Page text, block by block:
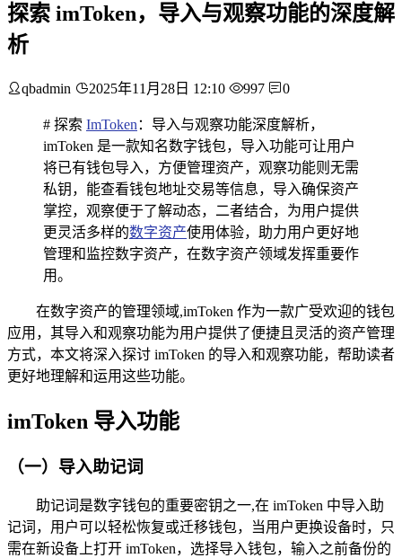
探索 imToken，导入与观察功能的深度解
析
qbadmin 2025年11月28日 12:10 997 0
# 探索 ImToken ：导入与观察功能深度解析，
imToken 是一款知名数字钱包，导入功能可让用户
将已有钱包导入，方便管理资产，观察功能则无需
私钥，能查看钱包地址交易等信息，导入确保资产
掌控，观察便于了解动态，二者结合，为用户提供
更灵活多样的数字资产使用体验，助力用户更好地
管理和监控数字资产，在数字资产领域发挥重要作
用。
在数字资产的管理领域,imToken 作为一款广受欢迎的钱包
应用，其导入和观察功能为用户提供了便捷且灵活的资产管理
方式，本文将深入探讨 imToken 的导入和观察功能，帮助读者
更好地理解和运用这些功能。
imToken 导入功能
（一）导入助记词
助记词是数字钱包的重要密钥之一,在 imToken 中导入助
记词，用户可以轻松恢复或迁移钱包，当用户更换设备时，只
需在新设备上打开 imToken，选择导入钱包，输入之前备份的